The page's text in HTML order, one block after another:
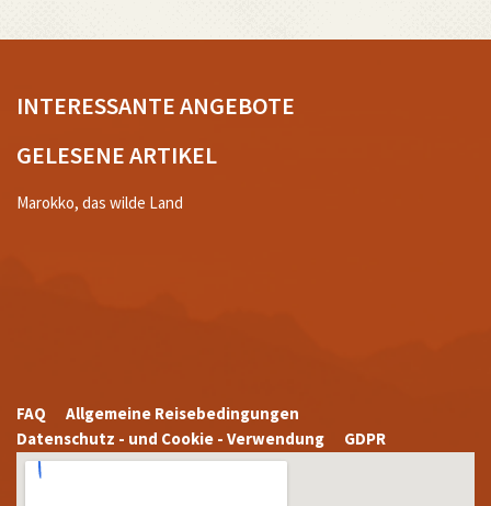
INTERESSANTE ANGEBOTE
GELESENE ARTIKEL
Marokko, das wilde Land
FAQ
Allgemeine Reisebedingungen
Datenschutz - und Cookie - Verwendung
GDPR